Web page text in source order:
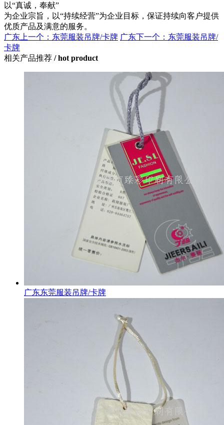
以“真诚，奉献”
为企业宗旨，以“持续经营”为企业目标，保证持续向客户提供
优质产品及满意的服务。
广东上一个：东莞服装吊牌/卡牌 广东下一个：东莞服装吊牌/
卡牌
相关产品推荐 / hot product
广东东莞服装吊牌/卡牌